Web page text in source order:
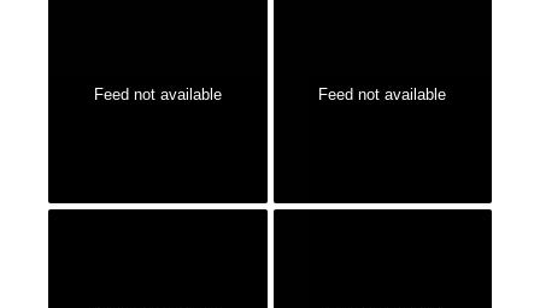
Feed not available Feed not available